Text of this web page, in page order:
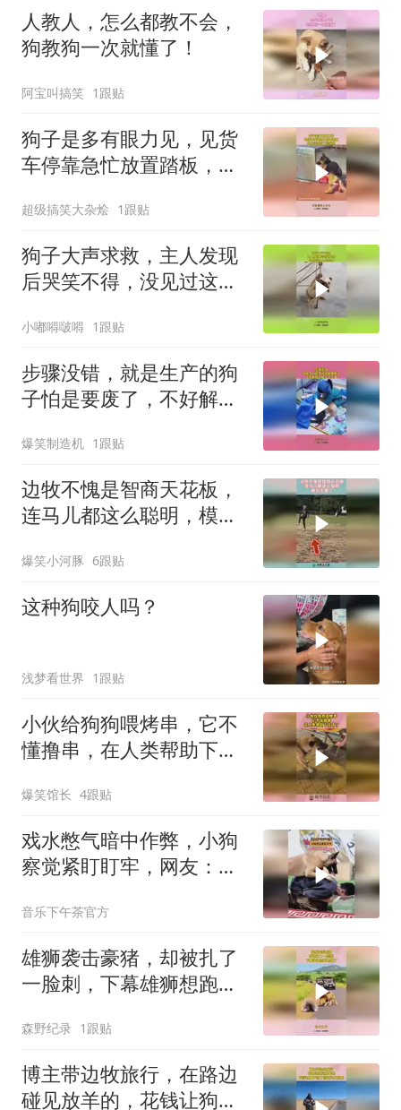
人教人，怎么都教不会，
狗教狗一次就懂了！
阿宝叫搞笑 1跟贴
狗子是多有眼力见，见货
车停靠急忙放置踏板，放
超级搞笑大杂烩 1跟贴
狗子大声求救，主人发现
后哭笑不得，没见过这么
小嘟嘚啵嘚 1跟贴
步骤没错，就是生产的狗
子怕是要废了，不好解释
爆笑制造机 1跟贴
边牧不愧是智商天花板，
连马儿都这么聪明，模仿
爆笑小河豚 6跟贴
这种狗咬人吗？
浅梦看世界 1跟贴
小伙给狗狗喂烤串，它不
懂撸串，在人类帮助下完
爆笑馆长 4跟贴
戏水憋气暗中作弊，小狗
察觉紧盯盯牢，网友：狗
音乐下午茶官方
雄狮袭击豪猪，却被扎了
一脸刺，下幕雄狮想跑也
森野纪录 1跟贴
博主带边牧旅行，在路边
碰见放羊的，花钱让狗子